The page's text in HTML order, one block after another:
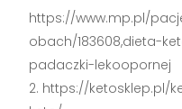
https://www.mp.pl/
obach/183608,dieta-
padaczki-lekoopornej
https://ketosklep.pl/